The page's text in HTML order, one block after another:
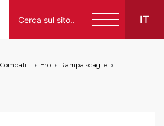
IT
Ricambi Compatibili per Vendemmiatrici a Marchio Ero
Rampa scaglie